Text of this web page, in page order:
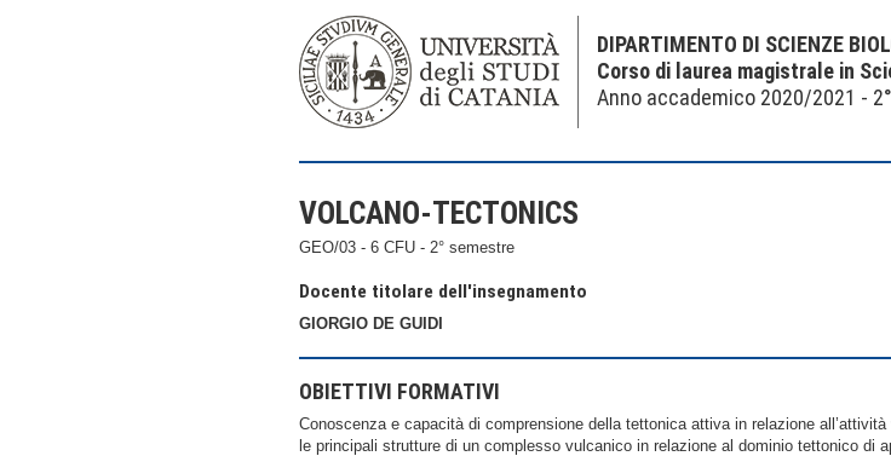
DIPARTIMENTO DI SCIENZE
Corso di laurea magistrale in
Anno accademico 2020/2021 -
VOLCANO-TECTONICS
GEO/03 - 6 CFU - 2° semestre
Docente titolare dell'insegnamento
GIORGIO DE GUIDI
OBIETTIVI FORMATIVI
Conoscenza e capacità di comprensione della tettonica attiva in relazione
le principali strutture di un complesso vulcanico in relazione al dominio tettonico di